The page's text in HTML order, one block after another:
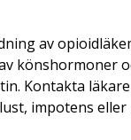
av
könshormoner
Kontakta
impotens